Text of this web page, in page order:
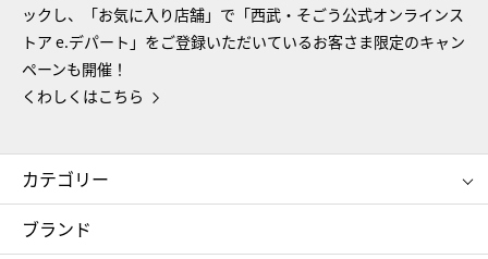
ックし、「お気に入り店舗」で「西武・そごう公式オンラインス
トア e.デパート」をご登録いただいているお客さま限定のキャン
ペーンも開催！
くわしくはこちら
カテゴリー
コスメ＆ビューティー
ギフト
レディース
ブランド